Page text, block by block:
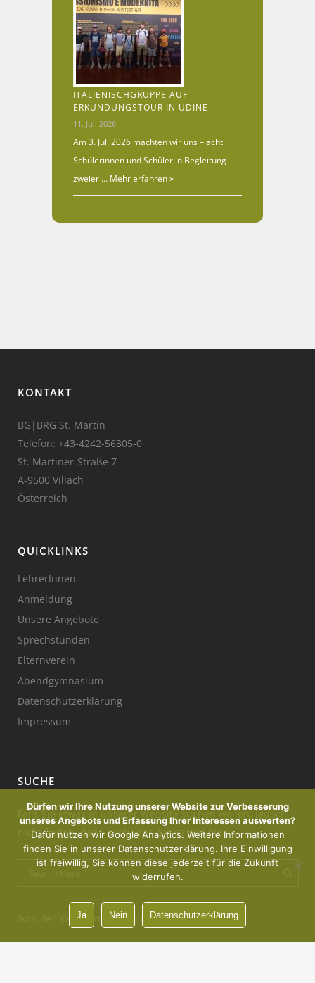
ITALIENISCHGRUPPE AUF
ERKUNDUNGSTOUR IN UDINE
11. Juli 2026
Am 3. Juli 2026 machten wir uns – acht
Schülerinnen und Schüler in Begleitung
zweier … Mehr erfahren »
KONTAKT
BG|BRG St. Martin
Telefon: +43-4242-56305-0
St. Martiner-Straße 7
A-9500 Villach
Österreich
QUICKLINKS
LehrerInnen
Anmeldung
Unsere Angebote
Sprechstunden
Elternverein
Abendgymnasium
Datenschutzerklärung
Impressum
SUCHE
Falls Sie etwas in unserer Website suchen wollen, jedoch
nicht finden, dann probieren Sie es mal hier:
Ikon der Kerze : designed by Freepik
Dürfen wir Ihre Nutzung unserer Website zur Verbesserung
unseres Angebots und Erfassung Ihrer Interessen auswerten?
Dafür nutzen wir Google Analytics. Weitere Informationen
finden Sie in unserer Datenschutzerklärung. Ihre Einwilligung
ist freiwillig, Sie können diese jederzeit für die Zukunft
widerrufen.
Ja Nein Datenschutzerklärung